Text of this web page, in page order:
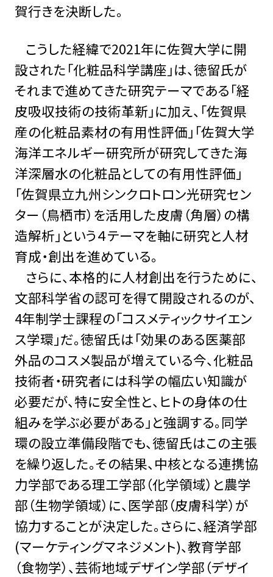
賀行きを決断した。
こうした経緯で2021年に佐賀大学に開
設された「化粧品科学講座」は、徳留氏が
それまで進めてきた研究テーマである「経
皮吸収技術の技術革新」に加え、「佐賀県
産の化粧品素材の有用性評価」「佐賀大学
海洋エネルギー研究所が研究してきた海
洋深層水の化粧品としての有用性評価」
「佐賀県立九州シンクロトロン光研究セン
ター（鳥栖市）を活用した皮膚（角層）の構
造解析」という４テーマを軸に研究と人材
育成・創出を進めている。
さらに、本格的に人材創出を行うために、
文部科学省の認可を得て開設されるのが、
4年制学士課程の「コスメティックサイエン
ス学環」だ。徳留氏は「効果のある医薬部
外品のコスメ製品が増えている今、化粧品
技術者・研究者には科学の幅広い知識が
必要だが、特に安全性と、ヒトの身体の仕
組みを学ぶ必要がある」と強調する。同学
環の設立準備段階でも、徳留氏はこの主張
を繰り返した。その結果、中核となる連携協
力学部である理工学部（化学領域）と農学
部（生物学領域）に、医学部（皮膚科学）が
協力することが決定した。さらに、経済学部
(マーケティングマネジメント)、教育学部
（食物学）、芸術地域デザイン学部（デザイ